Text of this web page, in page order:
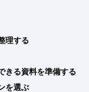
理する
きる資料を準備する
を選ぶ